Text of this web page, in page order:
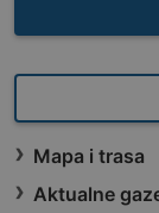
Mapa i trasa
Aktualne